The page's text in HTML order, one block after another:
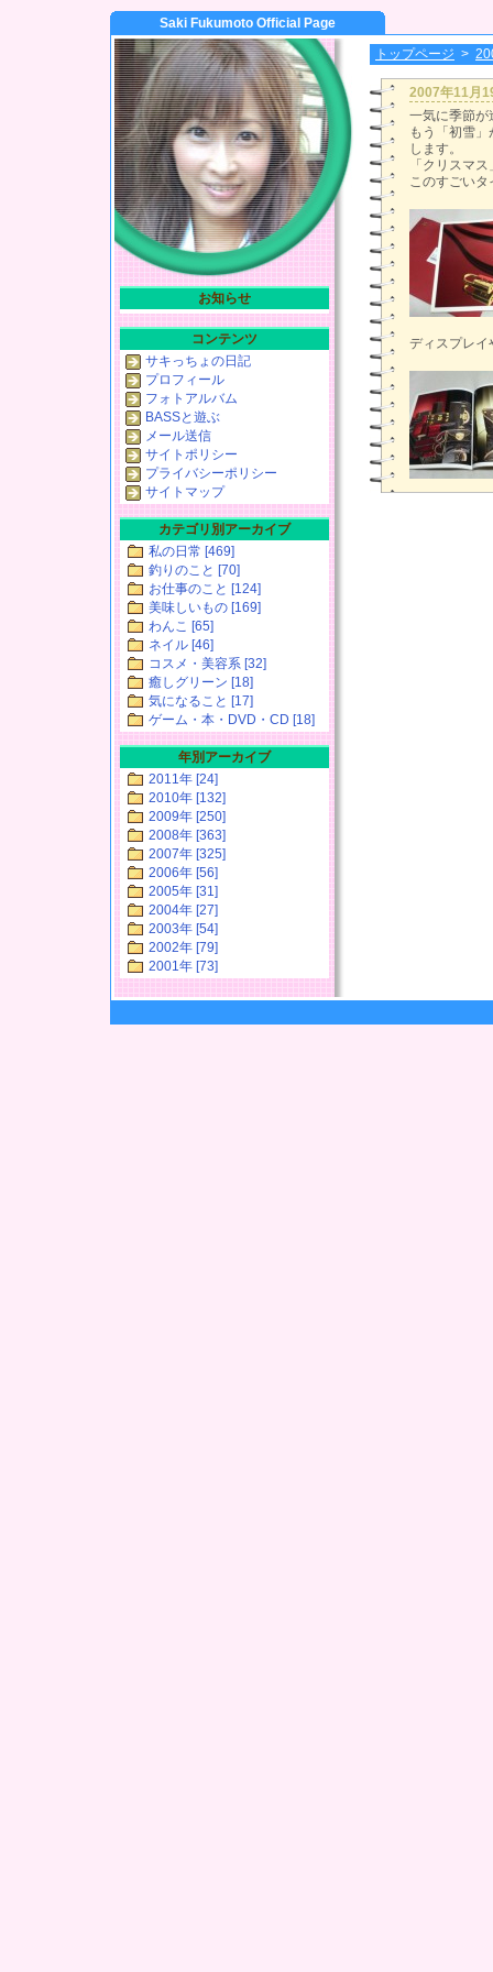
Saki Fukumoto Official Page
トップページ >
2007年11月
一気に季節が
もう「初雪
します。
「クリスマ
このすごい
ディスプレイ
お知らせ
コンテンツ
サキっちょの日記
プロフィール
フォトアルバム
BASSと遊ぶ
メール送信
サイトポリシー
プライバシーポリシー
サイトマップ
カテゴリ別アーカイブ
私の日常 [469]
釣りのこと [70]
お仕事のこと [124]
美味しいもの [169]
わんこ [65]
ネイル [46]
コスメ・美容系 [32]
癒しグリーン [18]
気になること [17]
ゲーム・本・DVD・CD [18]
年別アーカイブ
2011年 [24]
2010年 [132]
2009年 [250]
2008年 [363]
2007年 [325]
2006年 [56]
2005年 [31]
2004年 [27]
2003年 [54]
2002年 [79]
2001年 [73]